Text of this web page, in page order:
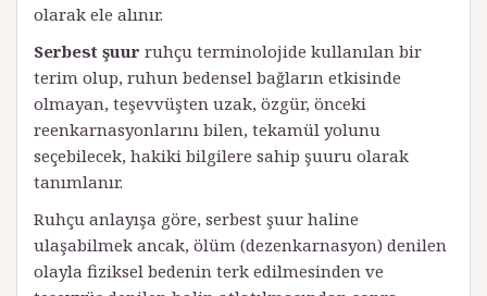
olarak ele alınır.
Serbest şuur ruhçu terminolojide kullanılan bir
terim olup, ruhun bedensel bağların etkisinde
olmayan, teşevvüşten uzak, özgür, önceki
reenkarnasyonlarını bilen, tekamül yolunu
seçebilecek, hakiki bilgilere sahip şuuru olarak
tanımlanır.
Ruhçu anlayışa göre, serbest şuur haline
ulaşabilmek ancak, ölüm (dezenkarnasyon) denilen
olayla fiziksel bedenin terk edilmesinden ve